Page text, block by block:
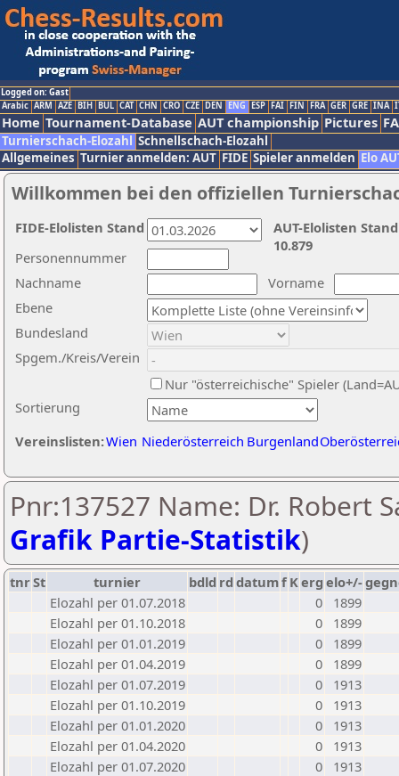
Logged on: Gast
Arabic ARM AZE BIH BUL CAT CHN CRO CZE DEN ENG ESP FAI FIN FRA GER GRE INA
Home Tournament-Database AUT championship Pictures
Turnierschach-Elozahl Schnellschach-Elozahl
Allgemeines Turnier anmelden: AUT FIDE Spieler anmelden Elo
Willkommen bei den offiziellen
Nachname
Vorname
Ebene
Sortierung
Personennummer
Bundesland
Spgem./Kreis/Verein
Nur "österreichische" Spieler
Vereinslisten:Wien Niederösterreich Burgenland
AUT-Elolisten
10.879
FIDE-Elolisten Stand
Pnr:137527 Name: Dr. Robert
Grafik Partie-Statistik)
tnrSt turnier bdld rd datumf Kerg elo+/-
Elozahl per 01.07.2018
0
1899
Elozahl per 01.10.2018
0
1899
Elozahl per 01.01.2019
0
1899
Elozahl per 01.04.2019
0
1899
Elozahl per 01.07.2019
0
1913
Elozahl per 01.10.2019
0
1913
Elozahl per 01.01.2020
0
1913
Elozahl per 01.04.2020
0
1913
Elozahl per 01.07.2020
0
1913